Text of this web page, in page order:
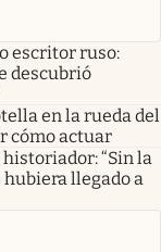
escritor ruso:
descubrió
en la rueda del
cómo actuar
“Sin la
llegado a